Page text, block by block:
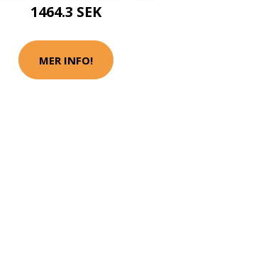
1464.3 SEK
MER INFO!